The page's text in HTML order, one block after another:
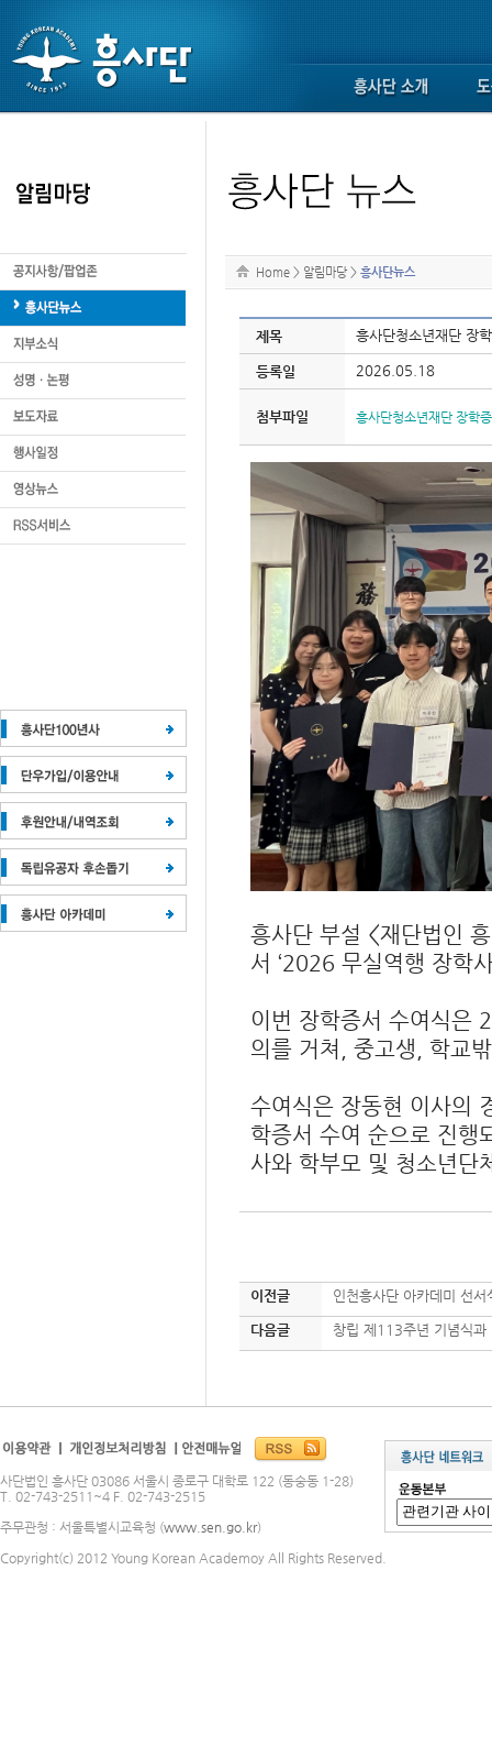
Home > 알림마당 > 흥사단뉴스
제목 흥사단청소년재단 장
등록일 2026.05.18
첨부파일 흥사단청소년재단 장학
흥사단 부설 <재단법인
서 ‘2026 무실역행 장학
이번 장학증서 수여식은
의를 거쳐, 중고생, 학교
수여식은 장동현 이사의
학증서 수여 순으로 진행
사와 학부모 및 청소년
이전글 인천흥사단 아카데미 선서
다음글 창립 제113주년 기념식과
사단법인 흥사단 03086 서울시 종로구 대학로 122 (동숭동 1-28)
T. 02-743-2511~4 F. 02-743-2515
주무관청 : 서울특별시교육청 (www.sen.go.kr)
Copyright(c) 2012 Young Korean Academoy All Rights Reserved.